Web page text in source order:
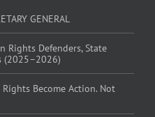
GENERAL
Rights Defenders, State
(2025–2026)
Rights Become Action. Not